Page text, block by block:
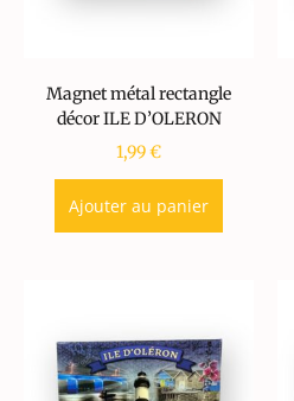
Magnet métal rectangle
décor ILE D’OLERON
1,99€
Ajouter au panier